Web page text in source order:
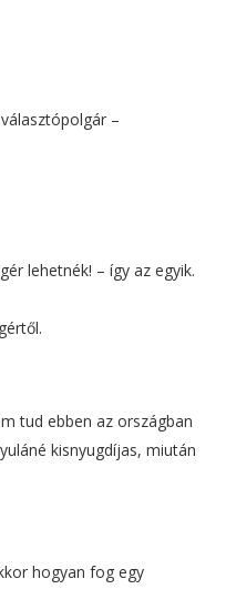
–
lehetnék! – így az egyik.
tud ebben az országban
kisnyugdíjas, miután
hogyan fog egy